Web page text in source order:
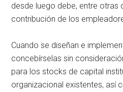
desde luego debe, entre otras
contribución de los
Cuando se diseñan e
concebírselas sin
para los stocks de capital
organizacional existentes, así